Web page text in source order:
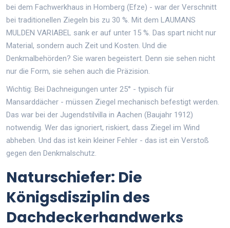
bei dem Fachwerkhaus in Homberg (Efze) - war der Verschnitt
bei traditionellen Ziegeln bis zu 30 %. Mit dem LAUMANS
MULDEN VARIABEL sank er auf unter 15 %. Das spart nicht nur
Material, sondern auch Zeit und Kosten. Und die
Denkmalbehörden? Sie waren begeistert. Denn sie sehen nicht
nur die Form, sie sehen auch die Präzision.
Wichtig: Bei Dachneigungen unter 25° - typisch für
Mansarddächer - müssen Ziegel mechanisch befestigt werden.
Das war bei der Jugendstilvilla in Aachen (Baujahr 1912)
notwendig. Wer das ignoriert, riskiert, dass Ziegel im Wind
abheben. Und das ist kein kleiner Fehler - das ist ein Verstoß
gegen den Denkmalschutz.
Naturschiefer: Die
Königsdisziplin des
Dachdeckerhandwerks